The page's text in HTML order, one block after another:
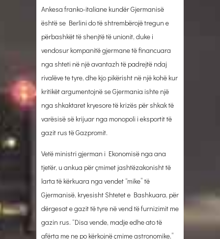
Ankesa franko-italiane kundër Gjermanisë
është se Berlini do të shtrembërojë tregun e
përbashkët të shenjtë të unionit, duke i
vendosur kompanitë gjermane të financuara
nga shteti në një avantazh të padrejtë ndaj
rivalëve te tyre, dhe kjo pikërisht në një kohë kur
kritikët argumentojnë se Gjermania ishte një
nga shkaktaret kryesore të krizës për shkak të
varësisë së krijuar nga monopoli i eksportit të
gazit rus të Gazpromit.
Vetë ministri gjerman i Ekonomisë nga ana
tjetër, u ankua për çmimet jashtëzakonisht të
larta të kërkuara nga vendet “mike” të
Gjermanisë, kryesisht Shtetet e Bashkuara, për
dërgesat e gazit të tyre në vend të furnizimit me
gazin rus. “Disa vende, madje edhe ato të
afërta me ne po kërkojnë çmime astronomike,”